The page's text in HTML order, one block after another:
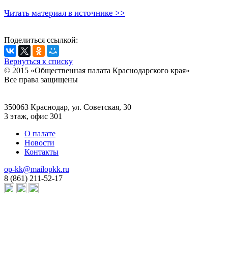
Читать материал в источнике >>
Поделиться ссылкой:
Вернуться к списку
© 2015 «Общественная палата Краснодарского края»
Все права защищены
350063 Краснодар, ул. Советская, 30
3 этаж, офис 301
О палате
Новости
Контакты
op-kk@mailopkk.ru
8 (861) 211-52-17